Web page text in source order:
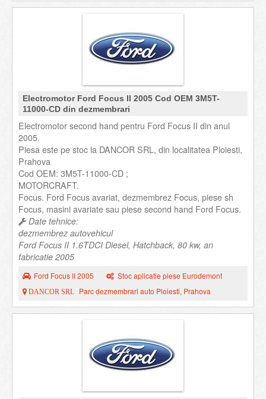
Electromotor Ford Focus II 2005 Cod OEM 3M5T-
11000-CD din dezmembrari
Electromotor second hand pentru Ford Focus II din anul
2005.
Piesa este pe stoc la DANCOR SRL, din localitatea Ploiesti,
Prahova
Cod OEM: 3M5T-11000-CD ;
MOTORCRAFT.
Focus. Ford Focus avariat, dezmembrez Focus, piese sh
Focus, masini avariate sau piese second hand Ford Focus.
Date tehnice:
dezmembrez autovehicul
Ford Focus II 1.6TDCI Diesel, Hatchback, 80 kw, an
fabricatie 2005
Ford Focus II 2005 Stoc aplicatie piese Eurodemont
DANCOR SRL Parc dezmembrari auto Ploiesti, Prahova